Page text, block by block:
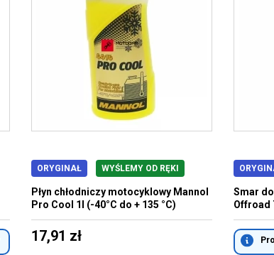
ORYGINAŁ WYŚLEMY OD RĘKI
Płyn chłodniczy motocyklowy Mannol
Pro Cool 1l (-40°C do + 135 °C)
17,91 zł
Smar
Offroad